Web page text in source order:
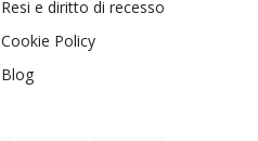
Resi e diritto di recesso
Cookie Policy
Blog